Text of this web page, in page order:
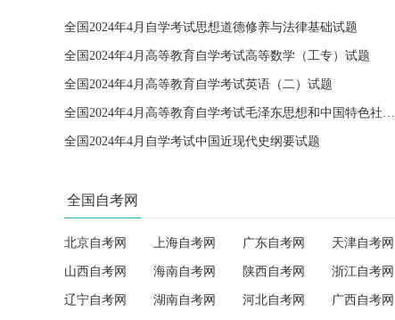
全国2024年4月自学考试思想道德修养与法律基础试题
全国2024年4月高等教育自学考试高等数学（工专）试题
全国2024年4月高等教育自学考试英语（二）试题
全国2024年4月高等教育自学考试毛泽东思想和中国特色社会主义理论体系概论试题
全国2024年4月自学考试中国近现代史纲要试题
全国自考网
北京自考网 上海自考网 广东自考网 天津自考网
山西自考网 海南自考网 陕西自考网 浙江自考网
辽宁自考网 湖南自考网 河北自考网 广西自考网